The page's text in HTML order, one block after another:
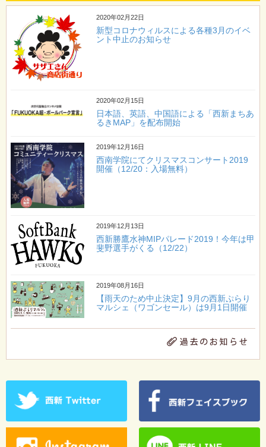
2020年02月22日
新型コロナウィルスによる各種3月のイベ
ント中止のお知らせ
2020年02月15日
日本語、英語、中国語による「西新まちあ
るきMAP」を配布開始
2019年12月16日
西南学院にてクリスマスコンサート2019
開催（12/20：入場無料）
2019年12月13日
西新勝鷹水神MIPパレード2019！今年は甲
斐野選手がくる（12/22）
2019年08月16日
【雨天のため中止決定】9月の西新ぷらり
マルシェ（ワゴンセール）は9月1日開催